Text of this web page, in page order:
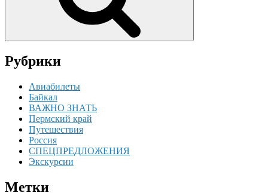
Рубрики
Авиабилеты
Байкал
ВАЖНО ЗНАТЬ
Пермский край
Путешествия
Россия
СПЕЦПРЕДЛОЖЕНИЯ
Экскурсии
Метки